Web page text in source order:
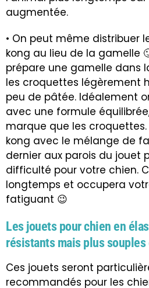
augmentée.
• On peut même distribuer
kong au lieu de la gamelle
prépare une gamelle dans
les croquettes légèrement
peu de pâtée. Idéalement
avec une formule
marque que les croquettes.
kong avec le mélange de
dernier aux parois du jouet
difficulté pour votre chien.
longtemps et occupera
fatiguant 😉
Les jouets pour chien en
résistants mais plus
Ces jouets seront
recommandés pour les